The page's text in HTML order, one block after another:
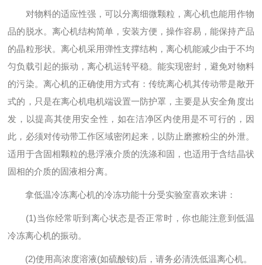
对物料的适应性强，可以分离细微颗粒，离心机也能用作物
品的脱水。离心机结构简单，安装方便，操作容易，能保持产品
的晶粒形状。离心机采用弹性支撑结构，离心机能减少由于不均
匀负载引起的振动，离心机运转平稳。能实现密封，避免对物料
的污染。离心机的正确使用方式有：传统离心机其传动带是敞开
式的，只是在离心机电机端设置一防护罩，主要是从安全角度出
发，以提高其使用安全性，如在洁净区内使用是不可行的，因
此，必须对传动带工作区域密闭起来，以防止磨擦粉尘的外泄。
适用于含固相颗粒的悬浮液介质的洗涤和固，也适用于含结晶状
固相的介质的固液相分离。
拿低温冷冻离心机的冷冻功能十分受实验室喜欢来讲：
(1)当你经常听到离心状态是否正常时，你也能注意到低温
冷冻离心机的振动。
(2)使用高浓度溶液(如硫酸铵)后，请务必清洗低温离心机。